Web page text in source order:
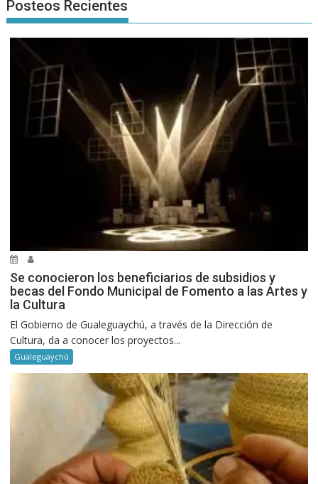
Posteos Recientes
Se conocieron los beneficiarios de subsidios y
becas del Fondo Municipal de Fomento a las Artes y
la Cultura
El Gobierno de Gualeguaychú, a través de la Dirección de
Cultura, da a conocer los proyectos...
Gualeguaychú